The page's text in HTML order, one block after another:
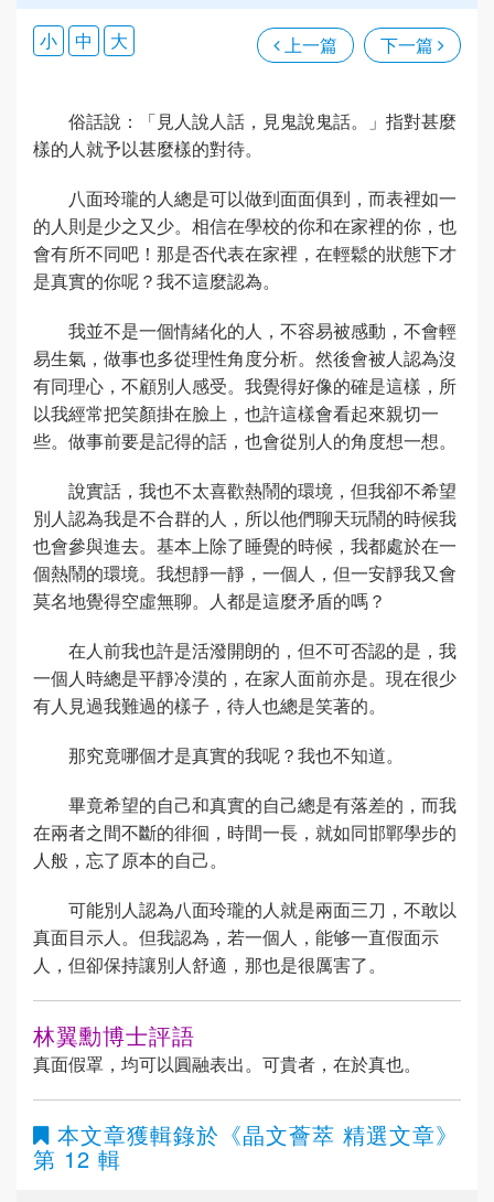
上一篇 下一篇
小 中 大
俗話說：「見人說人話，見鬼說鬼話。」指對甚麼
樣的人就予以甚麼樣的對待。
八面玲瓏的人總是可以做到面面俱到，而表裡如一
的人則是少之又少。相信在學校的你和在家裡的你，也
會有所不同吧！那是否代表在家裡，在輕鬆的狀態下才
是真實的你呢？我不這麼認為。
我並不是一個情緒化的人，不容易被感動，不會輕
易生氣，做事也多從理性角度分析。然後會被人認為沒
有同理心，不顧別人感受。我覺得好像的確是這樣，所
以我經常把笑顏掛在臉上，也許這樣會看起來親切一
些。做事前要是記得的話，也會從別人的角度想一想。
說實話，我也不太喜歡熱鬧的環境，但我卻不希望
別人認為我是不合群的人，所以他們聊天玩鬧的時候我
也會參與進去。基本上除了睡覺的時候，我都處於在一
個熱鬧的環境。我想靜一靜，一個人，但一安靜我又會
莫名地覺得空虛無聊。人都是這麼矛盾的嗎？
在人前我也許是活潑開朗的，但不可否認的是，我
一個人時總是平靜冷漠的，在家人面前亦是。現在很少
有人見過我難過的樣子，待人也總是笑著的。
那究竟哪個才是真實的我呢？我也不知道。
畢竟希望的自己和真實的自己總是有落差的，而我
在兩者之間不斷的徘徊，時間一長，就如同邯鄲學步的
人般，忘了原本的自己。
可能別人認為八面玲瓏的人就是兩面三刀，不敢以
真面目示人。但我認為，若一個人，能够一直假面示
人，但卻保持讓別人舒適，那也是很厲害了。
林翼勳博士評語
真面假罩，均可以圓融表出。可貴者，在於真也。
本文章獲輯錄於 《晶文薈萃 精選文章》
第 12 輯